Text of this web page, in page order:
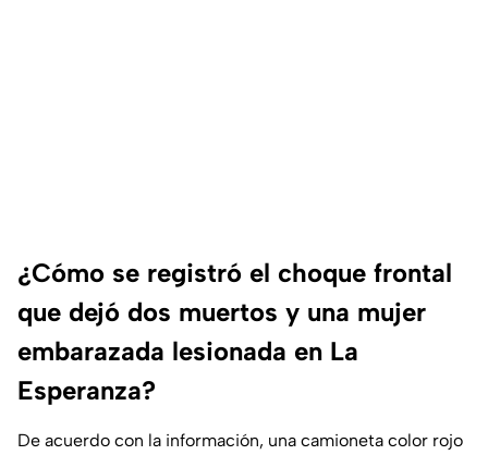
¿Cómo se registró el choque frontal
que dejó dos muertos y una mujer
embarazada lesionada en La
Esperanza?
De acuerdo con la información, una camioneta color rojo